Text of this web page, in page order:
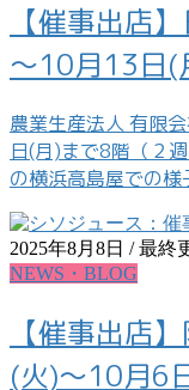
【催事出店
～10月13日(
農業生産法人 有限
日(月)まで8階（２
の横浜高島屋での様
2025年8月8日 / 最終
NEWS・BLOG
【催事出店
(火)～10月6